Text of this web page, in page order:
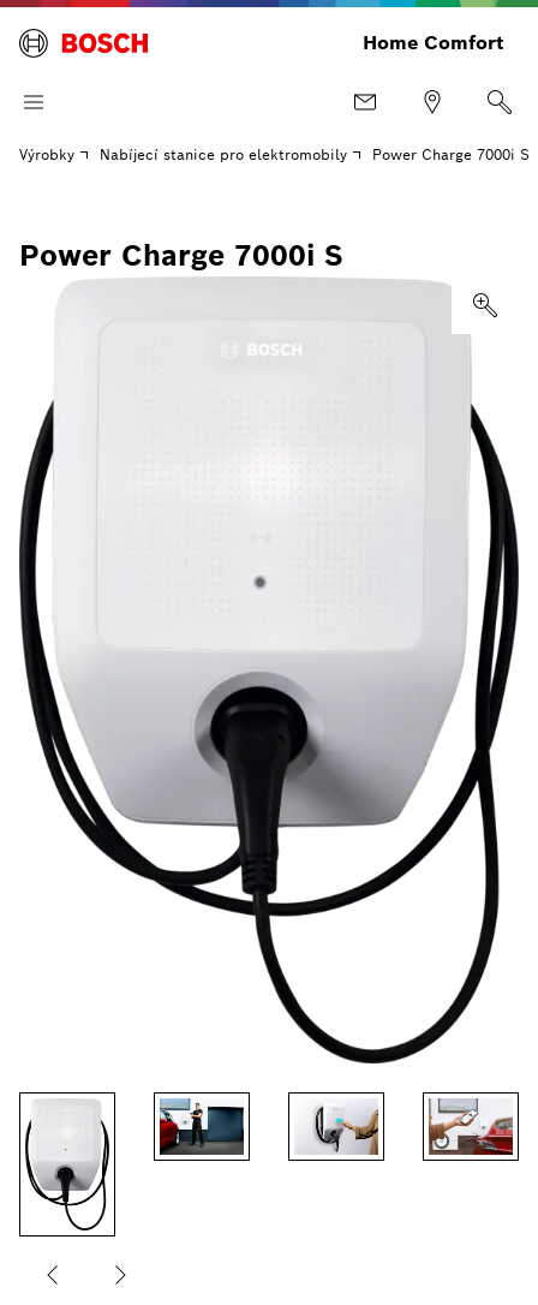
Home Comfort
Výrobky Nabíjecí stanice pro elektromobily Power Charge 7000i S
Power Charge 7000i S